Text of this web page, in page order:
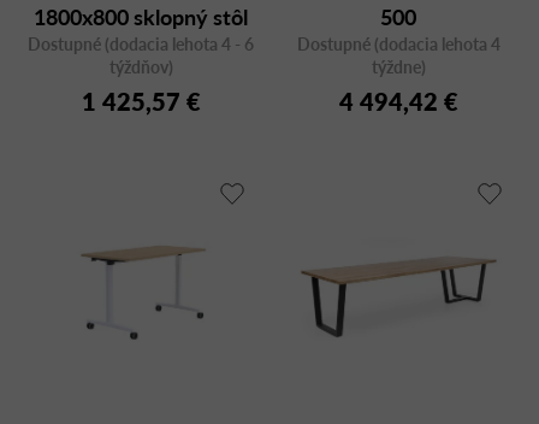
1800x800 sklopný stôl
Dostupné (dodacia lehota 4 - 6
týždňov)
1 425,57 €
500
Dostupné (dodacia lehota 4
týždne)
4 494,42 €